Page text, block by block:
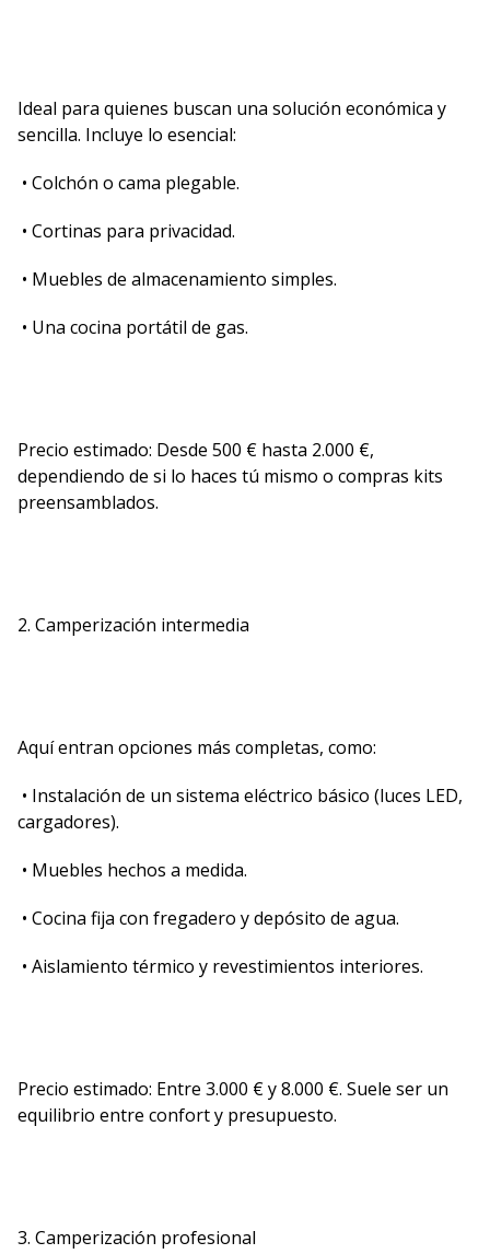
Ideal para quienes buscan una solución económica y
sencilla. Incluye lo esencial:
• Colchón o cama plegable.
• Cortinas para privacidad.
• Muebles de almacenamiento simples.
• Una cocina portátil de gas.
Precio estimado: Desde 500 € hasta 2.000 €,
dependiendo de si lo haces tú mismo o compras kits
preensamblados.
2. Camperización intermedia
Aquí entran opciones más completas, como:
• Instalación de un sistema eléctrico básico (luces LED,
cargadores).
• Muebles hechos a medida.
• Cocina fija con fregadero y depósito de agua.
• Aislamiento térmico y revestimientos interiores.
Precio estimado: Entre 3.000 € y 8.000 €. Suele ser un
equilibrio entre confort y presupuesto.
3. Camperización profesional